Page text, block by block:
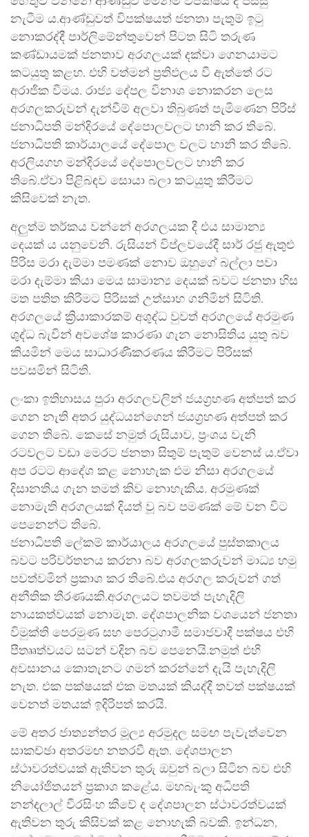
නැටීම ය.ආණ්ඩුවත් විපක්ෂයත් ජනතා පැතුම් ඉටු
නොකරද්දී පාර්ලිමේන්තුවෙන් පිටත සිටි තරුණ
කණ්ඩායමක් ජනතාව අරගලයක් දක්වා ගෙනයාමට
කටයුතු කළහ. එහි වත්මන් ප්‍රතිඵලය වී ඇත්තේ රට
අරාජික වීමය. රාජ්‍ය දේපල විනාශ නොකරන ලෙස
අරගලකරුවන් දැන්වීම් අලවා තිබුණත් පැමිණෙන පිරිස්
ජනාධිපති මන්දිරයේ දේපොලවලට හානි කර තිබේ.
ජනාධිපති කාර්යාලයේ දේපොල වලට හානි කර තිබේ.
අරලියගහ මන්දිරයේ දේපොලවලට හානි කර
තිබේ.ඒවා පිළිබඳව සොයා බලා කටයුතු කිරීමට
කිසිවෙක් නැත.
අලුත්ම තර්කය වන්නේ අරගලයක දී එය සාමාන්‍ය
දෙයක් ය යනුවෙනි. රුසියන් විප්ලවයේදී සාර් රජු ඇතුළු
පිරිස මරා දැම්මා පමණක් නොව ඔහුගේ බල්ලා පවා
මරා දැම්මා කියා මෙය සාමාන්‍ය දෙයක් බවට ජනතා හිස
මත පතිත කිරීමට පිරිසක් උත්සාහ ගනිමින් සිටිති.
අරගලයේ ක්‍රියාකාරකම් අශුද්ධ වුවත් අරගලයේ අරමුණ
ශුද්ධ බැවින් අවශේෂ කාරණා ගැන නොසිතිය යුතු බව
කියමින් මෙය සාධාරණීකරණය කිරීමට පිරිසක්
පවසමින් සිටිති.
ලංකා ඉතිහාසය පුරා අරගලවලින් ජයග්‍රහණ අත්පත් කර
ගෙන නැති අතර යුද්ධයන්ගෙන් ජයග්‍රහණ අත්පත් කර
ගෙන තිබේ. කෙසේ නමුත් රුසියාව, ප්‍රංශය වැනි
රටවලට වඩා මෙරට ජනතා සිතුම් පැතුම් වෙනස් ය.ඒවා
අප රටට ආදේශ කළ නොහැක එම නිසා අරගලයේ
දිසානතිය ගැන තමත් කිව නොහැකිය. අරමුණක්
නොමැති අරගලයක් දියත් වූ බව පමණක් මේ වන විට
පෙනෙන්ට තිබේ.
ජනාධිපති ලේකම් කාර්යාලය අරගලයේ පුස්තකාලය
බවට පරිවර්තනය කරනා බව අරගලකරුවන් මාධ්‍ය හමු
පවත්වමින් ප්‍රකාශ කර තිබේ.එය අරගල කරුවන් ගත්
අනීතික තීරණයකි.අරගලයට තවමත් පැහැදිලි
නායකත්වයක් නොමැත. දේශපාලනික වශයෙන් ජනතා
විමුක්ති පෙරමුණ සහ පෙරටුගාමී සමාජවාදී පක්ෂය එහි
පීතෲත්වයට සටන් වදින බව පෙනෙයි.නමුත් එහි
අවසානය කොතැනට ගමන් කරන්නේ දැයි පැහැදිලි
නැත. එක පක්ෂයක් එක මතයක් කියද්දී තවත් පක්ෂයක්
වෙනත් මතයක් ඉදිරිපත් කරයි.
මේ අතර ජාත්‍යන්තර මූල්‍ය අරමුදල සමඟ පැවැත්වෙන
සාකච්ඡා අතරමඟ නතරවී ඇත. දේශපාලන
ස්ථාවරත්වයක් ඇතිවන තුරු ඔවුන් බලා සිටින බව එහි
නියෝජිතයන් ප්‍රකාශ කළේය. මහබැංකු අධිපති
නන්දලාල් වීරසිංහ කීවේ ද දේශපාලන ස්ථාවරත්වයක්
ඇතිවන තුරු කිසිවක් කළ නොහැකි බවකි. ඉන්ධන,